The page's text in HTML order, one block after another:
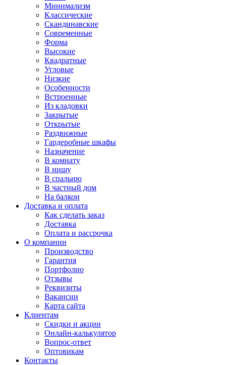
Минимализм
Классические
Скандинавские
Современные
Форма
Высокие
Квадратные
Угловые
Низкие
Особенности
Встроенные
Из кладовки
Закрытые
Открытые
Раздвижные
Гардеробные шкафы
Назначение
В комнату
В нишу
В спальню
В частный дом
На балкон
Доставка и оплата
Как сделать заказ
Доставка
Оплата и рассрочка
О компании
Производство
Гарантия
Портфолио
Отзывы
Реквизиты
Вакансии
Карта сайта
Клиентам
Скидки и акции
Онлайн-калькулятор
Вопрос-ответ
Оптовикам
Контакты